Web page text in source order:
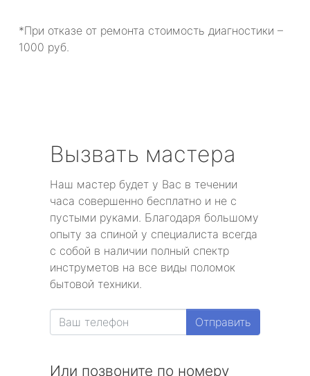
*При отказе от ремонта стоимость диагностики –
1000 руб.
Вызвать мастера
Наш мастер будет у Вас в течении
часа совершенно бесплатно и не с
пустыми руками. Благодаря большому
опыту за спиной у специалиста всегда
с собой в наличии полный спектр
инструметов на все виды поломок
бытовой техники.
Отправить
Или позвоните по номеру